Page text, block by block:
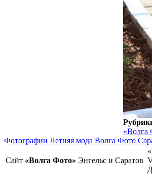
«Волга
Фотографии Летняя мода Волга Фото
Сайт «Волга Фото» Энгельс и Саратов